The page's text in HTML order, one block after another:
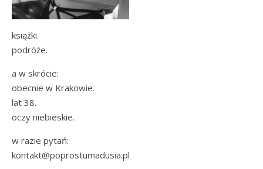
książki.
podróże.
a w skrócie:
obecnie w Krakowie.
lat 38.
oczy niebieskie.
w razie pytań:
kontakt@poprostumadusia.pl